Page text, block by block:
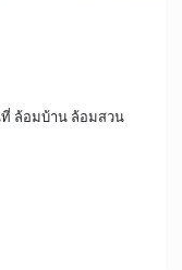
ล้อมบ้าน ล้อมสวน